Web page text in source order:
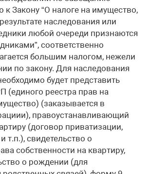
к Закону “О налоге на имущество,
наследования или
любой очереди признаются
соответственно
большим налогом, нежели
по закону. Для наследования
будет представить
(единого реестра прав на
(заказывается в
правоустанавливающий
(договор приватизации,
т.п.), свидетельство о
собственности на квартиру,
о рождении (для